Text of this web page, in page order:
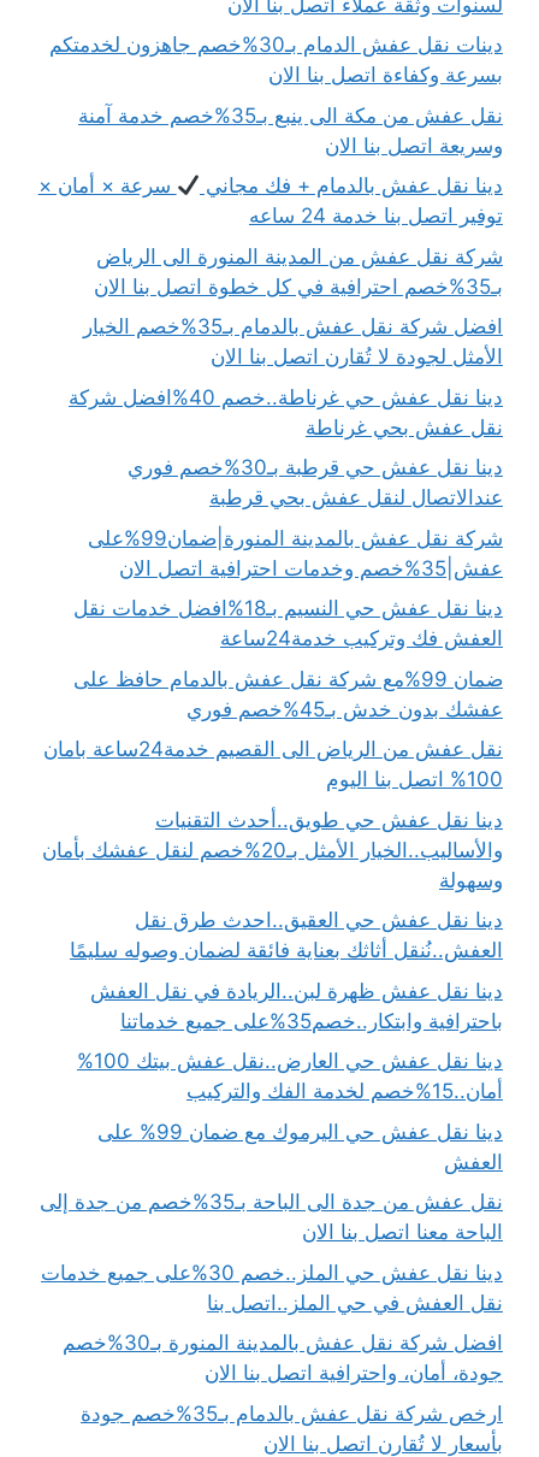
دينات نقل عفش الدمام بـ30%خصم جاهزون لخدمتكم
بسرعة وكفاءة اتصل بنا الان
نقل عفش من مكة الى ينبع بـ35%خصم خدمة آمنة
وسريعة اتصل بنا الان
دينا نقل عفش بالدمام + فك مجاني
سرعة × أمان ×
توفير اتصل بنا خدمة 24 ساعه
شركة نقل عفش من المدينة المنورة الى الرياض
بـ35%خصم احترافية في كل خطوة اتصل بنا الان
افضل شركة نقل عفش بالدمام بـ35%خصم الخيار
الأمثل لجودة لا تُقارن اتصل بنا الان
دينا نقل عفش حي غرناطة..خصم 40%افضل شركة
نقل عفش بحي غرناطة
دينا نقل عفش حي قرطبة بـ30%خصم فوري
عندالاتصال لنقل عفش بحي قرطبة
شركة نقل عفش بالمدينة المنورة|ضمان99%على
عفش|35%خصم وخدمات احترافية اتصل الان
دينا نقل عفش حي النسيم بـ18%افضل خدمات نقل
العفش فك وتركيب خدمة24ساعة
ضمان 99%مع شركة نقل عفش بالدمام حافظ على
عفشك بدون خدش بـ45%خصم فوري
نقل عفش من الرياض الى القصيم خدمة24ساعة بامان
100% اتصل بنا اليوم
دينا نقل عفش حي طويق..أحدث التقنيات
والأساليب..الخيار الأمثل بـ20%خصم لنقل عفشك بأمان
وسهولة
دينا نقل عفش حي العقيق..احدث طرق نقل
العفش..نُنقل أثاثك بعناية فائقة لضمان وصوله سليمًا
دينا نقل عفش ظهرة لبن..الريادة في نقل العفش
باحترافية وابتكار..خصم35%على جميع خدماتنا
دينا نقل عفش حي العارض..نقل عفش بيتك 100%
أمان..15%خصم لخدمة الفك والتركيب
دينا نقل عفش حي اليرموك مع ضمان 99% على
العفش
نقل عفش من جدة الى الباحة بـ35%خصم من جدة إلى
الباحة معنا اتصل بنا الان
دينا نقل عفش حي الملز..خصم 30%على جميع خدمات
نقل العفش في حي الملز..اتصل بنا
افضل شركة نقل عفش بالمدينة المنورة بـ30%خصم
جودة، أمان، واحترافية اتصل بنا الان
ارخص شركة نقل عفش بالدمام بـ35%خصم جودة
بأسعار لا تُقارن اتصل بنا الان